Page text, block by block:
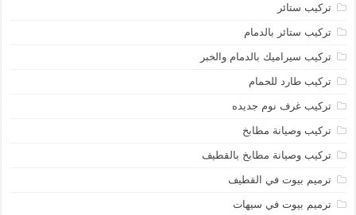
تركيب ستائر
تركيب ستائر بالدمام
تركيب سيراميك بالدمام والخبر
تركيب طارد للحمام
تركيب غرف نوم جديده
تركيب وصيانة مطابخ
تركيب وصيانة مطابخ بالقطيف
ترميم بيوت في القطيف
ترميم بيوت في سيهات